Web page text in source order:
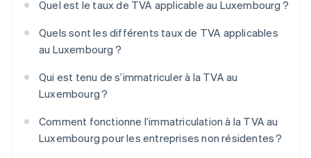
Quel est le taux de TVA applicable au Luxembourg ?
Quels sont les différents taux de TVA applicables
au Luxembourg ?
Qui est tenu de s’immatriculer à la TVA au
Luxembourg ?
Comment fonctionne l’immatriculation à la TVA au
Luxembourg pour les entreprises non résidentes ?